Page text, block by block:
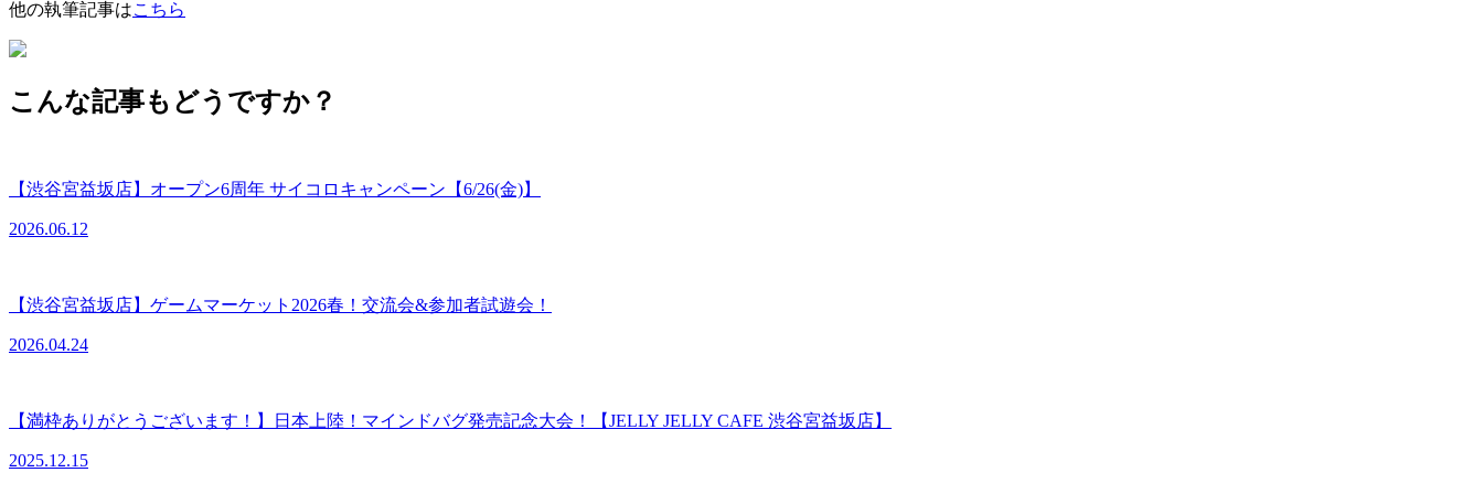
他の執筆記事はこちら
こんな記事もどうですか？
【渋谷宮益坂店】オープン6周年 サイコロキャンペーン【6/26(金)】
2026.06.12
【渋谷宮益坂店】ゲームマーケット2026春！交流会&参加者試遊会！
2026.04.24
【満枠ありがとうございます！】日本上陸！マインドバグ発売記念大会！【JELLY JELLY CAFE 渋谷宮益坂店】
2025.12.15